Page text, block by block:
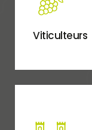
Viticulteurs